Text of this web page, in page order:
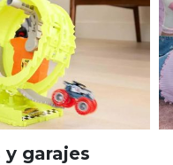
y garajes